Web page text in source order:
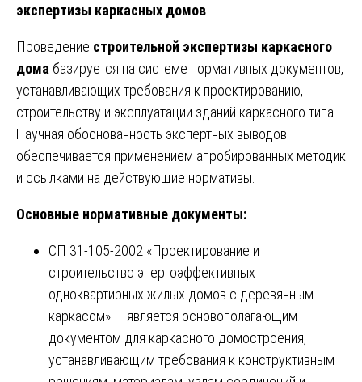
экспертизы каркасных домов
Проведение строительной экспертизы каркасного
дома базируется на системе нормативных документов,
устанавливающих требования к проектированию,
строительству и эксплуатации зданий каркасного типа.
Научная обоснованность экспертных выводов
обеспечивается применением апробированных методик
и ссылками на действующие нормативы.
Основные нормативные документы:
СП 31-105-2002 «Проектирование и
строительство энергоэффективных
одноквартирных жилых домов с деревянным
каркасом» — является основополагающим
документом для каркасного домостроения,
устанавливающим требования к конструктивным